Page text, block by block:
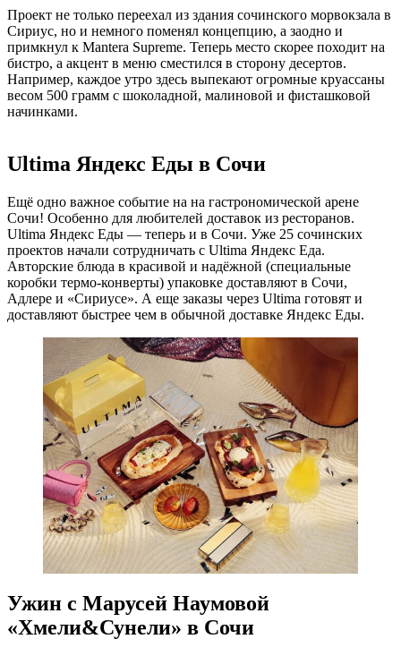
Проект не только переехал из здания сочинского морвокзала в
Сириус, но и немного поменял концепцию, а заодно и
примкнул к Mantera Supreme. Теперь место скорее походит на
бистро, а акцент в меню сместился в сторону десертов.
Например, каждое утро здесь выпекают огромные круассаны
весом 500 грамм с шоколадной, малиновой и фисташковой
начинками.
Ultima Яндекс Еды в Сочи
Ещё одно важное событие на на гастрономической арене
Сочи! Особенно для любителей доставок из ресторанов.
Ultima Яндекс Еды — теперь и в Сочи. Уже 25 сочинских
проектов начали сотрудничать с Ultima Яндекс Еда.
Авторские блюда в красивой и надёжной (специальные
коробки термо-конверты) упаковке доставляют в Сочи,
Адлере и «Сириусе». А еще заказы через Ultima готовят и
доставляют быстрее чем в обычной доставке Яндекс Еды.
Ужин с Марусей Наумовой
«Хмели&Сунели» в Сочи